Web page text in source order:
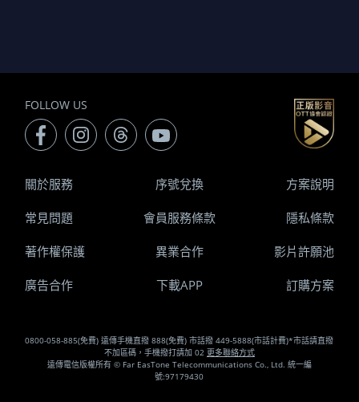
FOLLOW US
0800-058-885(免費) 遠傳手機直撥 888(免費) 市話撥 449-5888(市話計費)*市話請直撥
不加區碼，手機撥打請加 02 更多聯絡方式
遠傳電信版權所有 © Far EasTone Telecommunications Co., Ltd. 統一編
號:97179430
關於服務 序號兌換 方案說明
常見問題 會員服務條款 隱私條款
著作權保護 異業合作 影片許願池
廣告合作 下載APP 訂購方案